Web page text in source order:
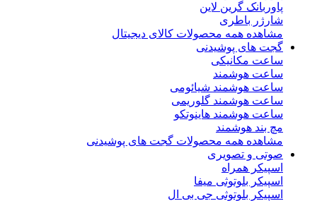
پاوربانک گرین لاین
شارژر باطری
مشاهده همه محصولات کالای دیجیتال
گجت های پوشیدنی
ساعت مکانیکی
ساعت هوشمند
ساعت هوشمند شیائومی
ساعت هوشمند گلوریمی
ساعت هوشمند هاینوتکو
مچ بند هوشمند
مشاهده همه محصولات گجت های پوشیدنی
صوتی و تصویری
اسپیکر همراه
اسپیکر بلوتوثی میفا
اسپیکر بلوتوثی جی بی ال